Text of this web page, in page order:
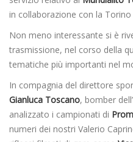
in collaborazione con la Torino
Non meno interessante si è
trasmissione, nel corso della
tematiche più importanti nel
In compagnia del direttore
Gianluca Toscano, bomber dell’
analizzato i campionati di
numeri dei nostri Valerio